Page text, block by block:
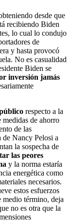
desde que
recibiendo Biden
lo cual lo condujo
de
y hasta provocó
No es casualidad
Biden se
inversión jamás
respecto a la
de ahorro
de las
de Nancy Pelosi a
la sospecha de
las peores
y la norma estaría
energética como
necesarios.
estos esfuerzos
medio término, deja
no es otra que la